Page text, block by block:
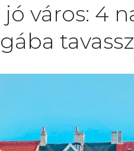
város: 4